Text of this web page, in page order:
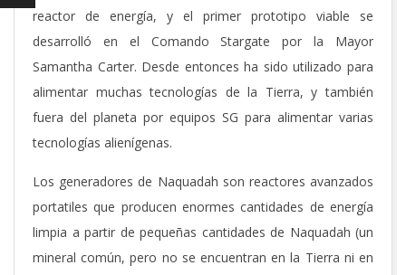
reactor de energía, y el primer prototipo viable se
desarrolló en el Comando Stargate por la Mayor
Samantha Carter. Desde entonces ha sido utilizado para
alimentar muchas tecnologías de la Tierra, y también
fuera del planeta por equipos SG para alimentar varias
tecnologías alienígenas.
Los generadores de Naquadah son reactores avanzados
portatiles que producen enormes cantidades de energía
limpia a partir de pequeñas cantidades de Naquadah (un
mineral común, pero no se encuentran en la Tierra ni en